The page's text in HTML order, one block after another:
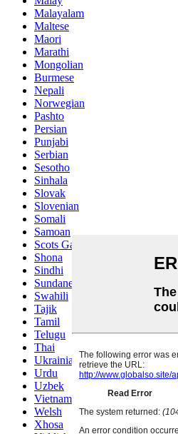
Malayalam
Maltese
Maori
Marathi
Mongolian
Burmese
Nepali
Norwegian
Pashto
Persian
Punjabi
Serbian
Sesotho
Sinhala
Slovak
Slovenian
Somali
Samoan
Scots Gaelic
Shona
Sindhi
Sundanese
Swahili
Tajik
Tamil
Telugu
Thai
Ukrainian
Urdu
Uzbek
Vietnamese
Welsh
Xhosa